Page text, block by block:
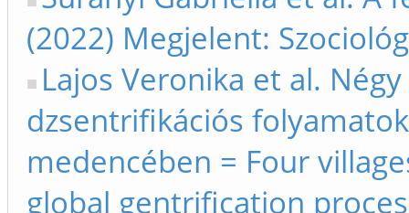
(2022) Megjelent:
Lajos Veronika et al.
dzsentrifikációs
medencében = Four
global gentrification